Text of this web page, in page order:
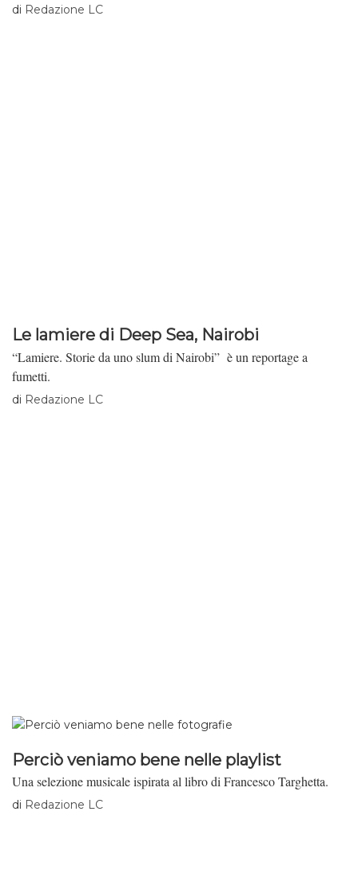
e della memoria organizzato a Torino. Accusato di
di Redazione LC
Le lamiere di Deep Sea, Nairobi
“Lamiere. Storie da uno slum di Nairobi” è un reportage a
fumetti.
di Redazione LC
Perciò veniamo bene nelle playlist
Una selezione musicale ispirata al libro di Francesco Targhetta.
di Redazione LC